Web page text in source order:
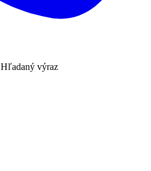
Hľadaný výraz